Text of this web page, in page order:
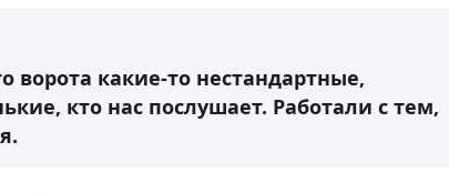
ворота какие-то нестандартные,
кто нас послушает. Работали с тем,